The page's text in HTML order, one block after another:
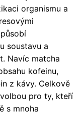
organismu a
soustavu a
Navíc matcha
kofeinu,
z kávy. Celkově
pro ty, kteří
s mnoha